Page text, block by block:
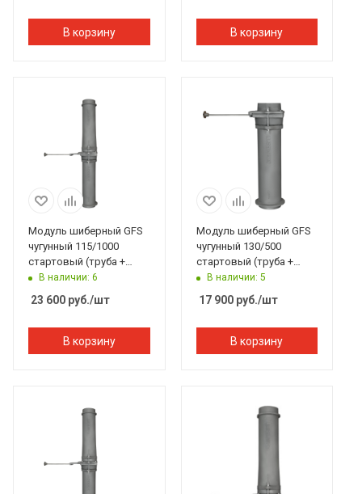
В корзину В корзину
Модуль шиберный GFS
чугунный 115/1000
стартовый (труба +
шибер ММ + труба)
В наличии: 6
23 600 руб./шт
В корзину
Модуль шиберный GFS
чугунный 130/500
стартовый (труба +
шибер МП)
В наличии: 5
17 900руб./шт
В корзину